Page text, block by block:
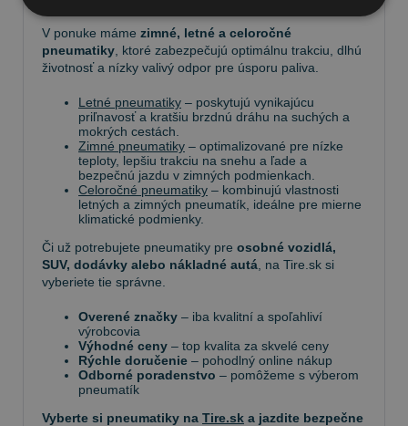
V ponuke máme zimné, letné a celoročné
pneumatiky , ktoré zabezpečujú optimálnu trakciu, dlhú
životnosť a nízky valivý odpor pre úsporu paliva.
Letné pneumatiky – poskytujú vynikajúcu
priľnavosť a kratšiu brzdnú dráhu na suchých a
mokrých cestách.
Zimné pneumatiky – optimalizované pre nízke
teploty, lepšiu trakciu na snehu a ľade a
bezpečnú jazdu v zimných podmienkach.
Celoročné pneumatiky – kombinujú vlastnosti
letných a zimných pneumatík, ideálne pre mierne
klimatické podmienky.
Či už potrebujete pneumatiky pre osobné vozidlá,
SUV, dodávky alebo nákladné autá , na Tire.sk si
vyberiete tie správne.
Overené značky – iba kvalitní a spoľahliví
výrobcovia
Výhodné ceny – top kvalita za skvelé ceny
Rýchle doručenie – pohodlný online nákup
Odborné poradenstvo – pomôžeme s výberom
pneumatík
Vyberte si pneumatiky na Tire.sk a jazdite bezpečne